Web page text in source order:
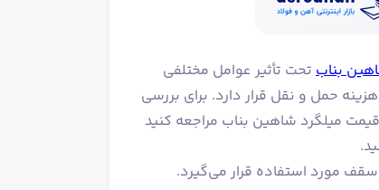
بناب تحت تأثیر عوامل مختلفی
هزینه حمل و نقل قرار دارد. برای بررسی
صفحه نمودار قیمت میلگرد شاهین بناب مراجعه کنید
سقف مورد استفاده قرار می‌گیرد.